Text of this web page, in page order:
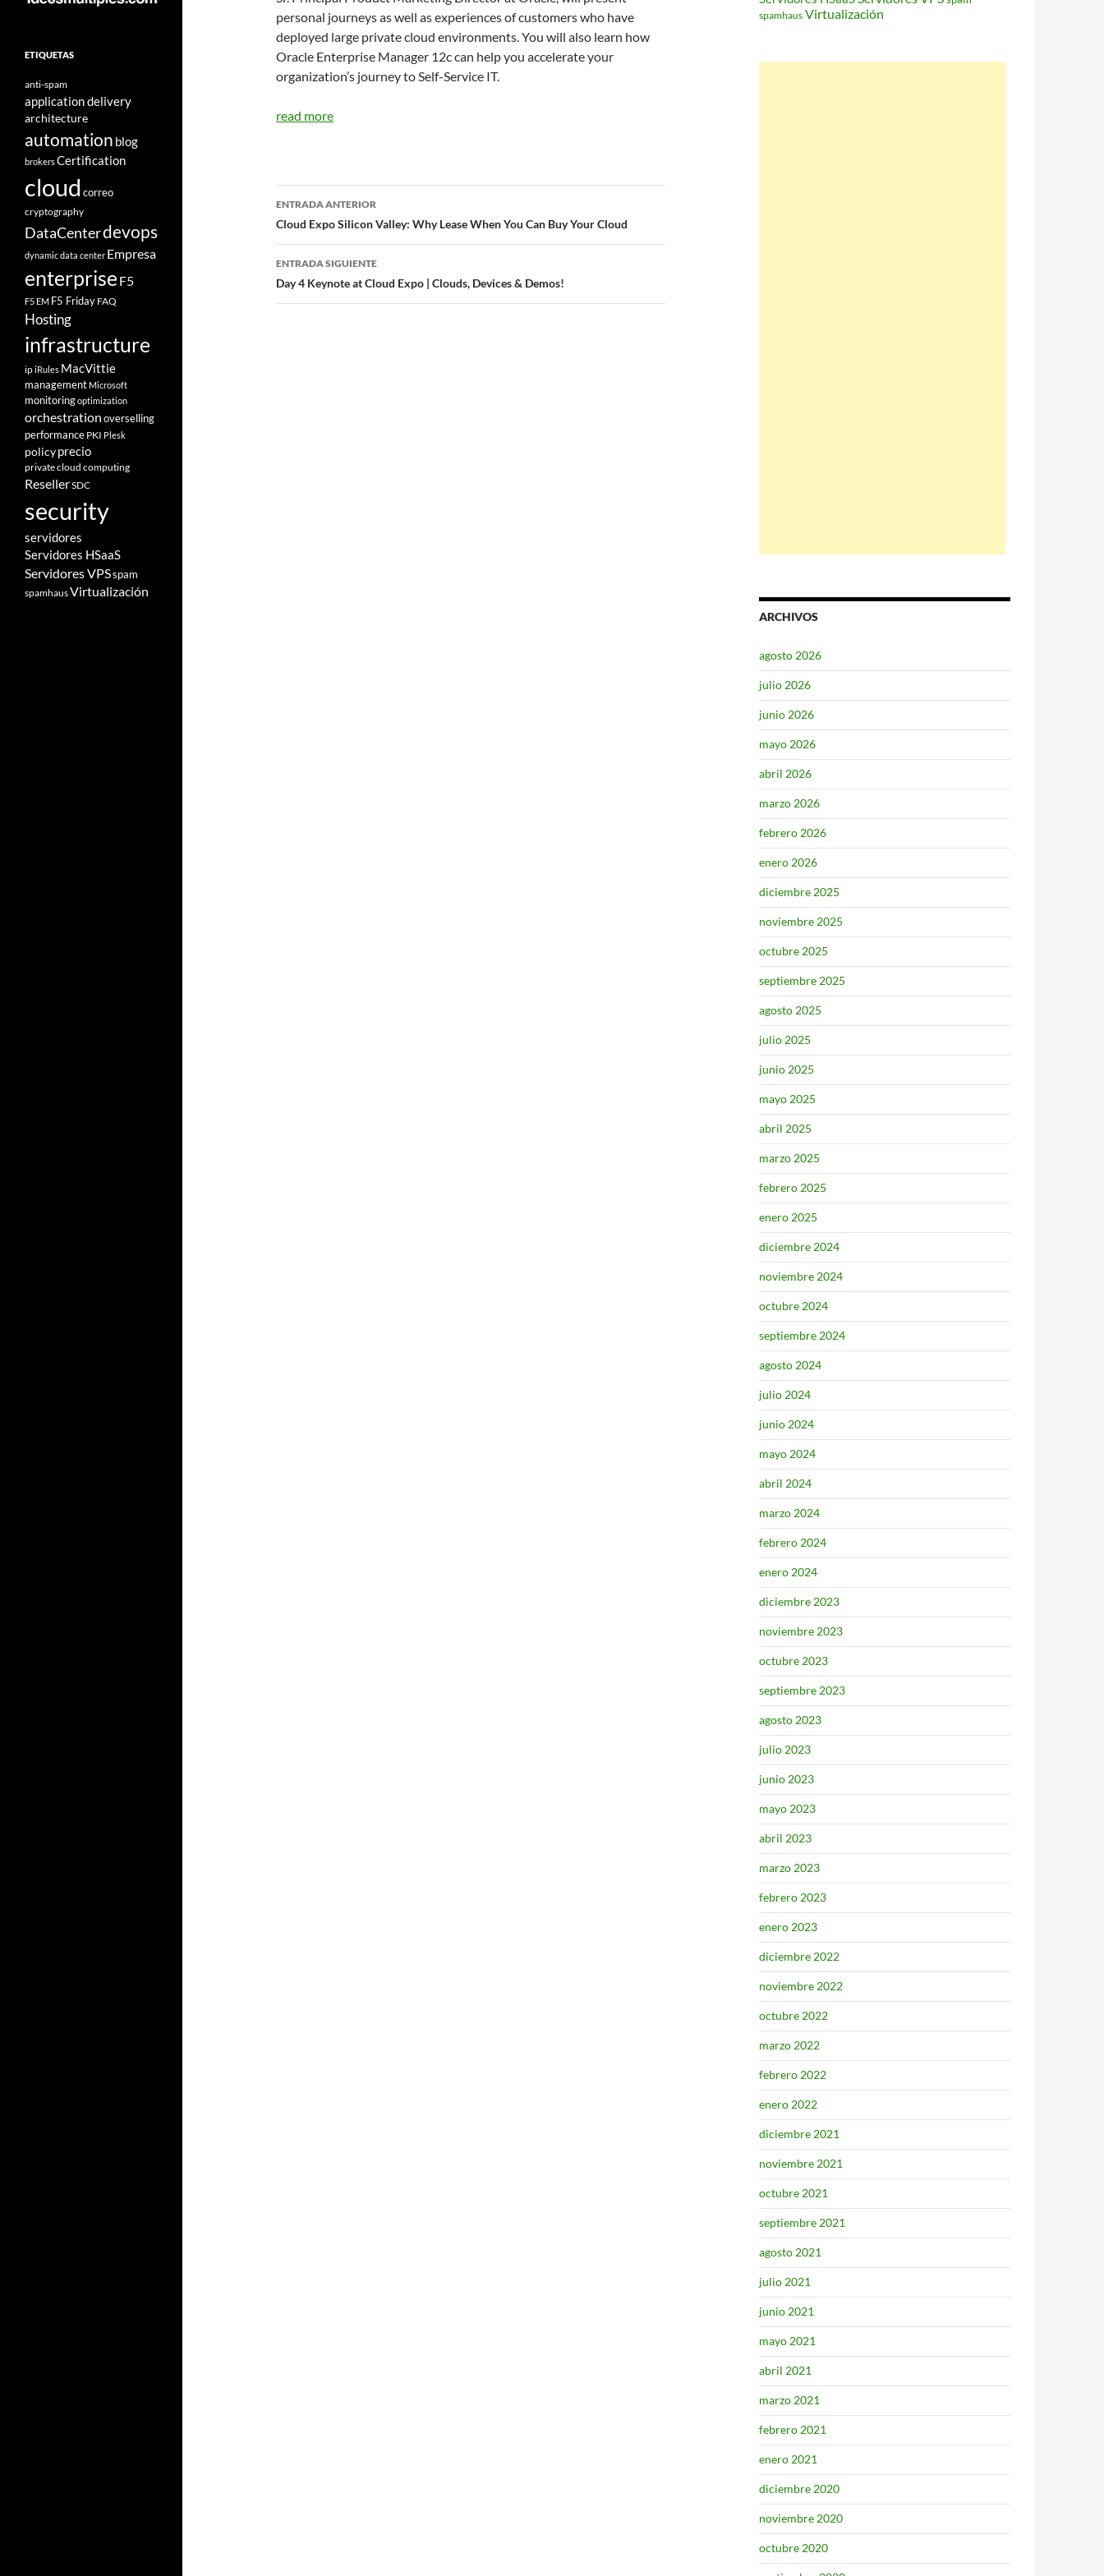
personal journeys as well as experiences of customers who have
deployed large private cloud environments. You will also learn how
Oracle Enterprise Manager 12c can help you accelerate your
organization’s journey to Self-Service IT.
read more
Navegador
de
entradas
ENTRADA ANTERIOR
Cloud Expo Silicon Valley: Why Lease When You Can Buy Your Cloud
ENTRADA SIGUIENTE
Day 4 Keynote at Cloud Expo | Clouds, Devices & Demos!
spamhaus Virtualización
ARCHIVOS
agosto 2026
julio 2026
junio 2026
mayo 2026
abril 2026
marzo 2026
febrero 2026
enero 2026
diciembre 2025
noviembre 2025
octubre 2025
septiembre 2025
agosto 2025
julio 2025
junio 2025
mayo 2025
abril 2025
marzo 2025
febrero 2025
enero 2025
diciembre 2024
noviembre 2024
octubre 2024
septiembre 2024
agosto 2024
julio 2024
junio 2024
mayo 2024
abril 2024
marzo 2024
febrero 2024
enero 2024
diciembre 2023
noviembre 2023
octubre 2023
septiembre 2023
agosto 2023
julio 2023
junio 2023
mayo 2023
abril 2023
marzo 2023
febrero 2023
enero 2023
diciembre 2022
noviembre 2022
octubre 2022
marzo 2022
febrero 2022
enero 2022
diciembre 2021
noviembre 2021
octubre 2021
septiembre 2021
agosto 2021
julio 2021
junio 2021
mayo 2021
abril 2021
marzo 2021
febrero 2021
enero 2021
diciembre 2020
noviembre 2020
octubre 2020
ETIQUETAS
anti-spam
application delivery
architecture
automation blog
brokersCertification
cloud correo
cryptography
DataCenterdevops
dynamic data center Empresa
enterprise F5
F5 EM F5 Friday FAQ
Hosting
infrastructure
ipiRules MacVittie
management Microsoft
monitoringoptimization
orchestrationoverselling
performance PKI Plesk
policyprecio
private cloud computing
ResellerSDC
security
servidores
Servidores HSaaS
Servidores VPSspam
spamhausVirtualización